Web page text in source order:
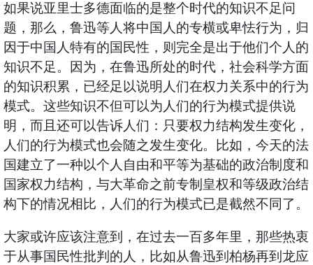
如果说亚里士多德面临的是整个时代的知识不足问
题，那么，鲁迅等人将中国人的专横或卑怯行为，归
因于中国人特有的国民性，则完全是出于他们个人的
知识不足。因为，在鲁迅所处的时代，社会科学方面
的知识积累，已经足以说明人们在权力关系中的行为
模式。这些知识不但可以为人们的行为模式提供说
明，而且还可以告诉人们：只要权力结构发生变化，
人们的行为模式也会随之发生变化。比如，今天的法
国建立了一种以个人自由和平等为基础的政治制度和
国家权力结构，与大革命之前专制皇权和等级政治结
构下的情况相比，人们的行为模式已是截然不同了。
大家或许应该注意到，在过去一百多年里，那些热衷
于从事国民性批判的人，比如从鲁迅到柏杨再到龙应